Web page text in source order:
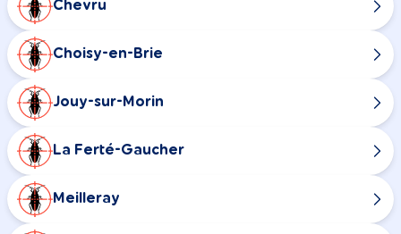
Chevru
Choisy-en-Brie
Jouy-sur-Morin
La Ferté-Gaucher
Meilleray